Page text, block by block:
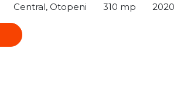
Central, Otopeni 310 mp 2020